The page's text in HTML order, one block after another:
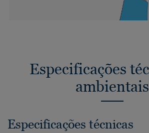
Especificações
ambientais
Especificações técnicas